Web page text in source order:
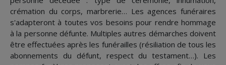
crémation du corps, marbrerie… Les agences funéraires
s'adapteront à toutes vos besoins pour rendre hommage
à la personne défunte. Multiples autres démarches doivent
être effectuées après les funérailles (résiliation de tous les
abonnements du défunt, respect du testament…). Les